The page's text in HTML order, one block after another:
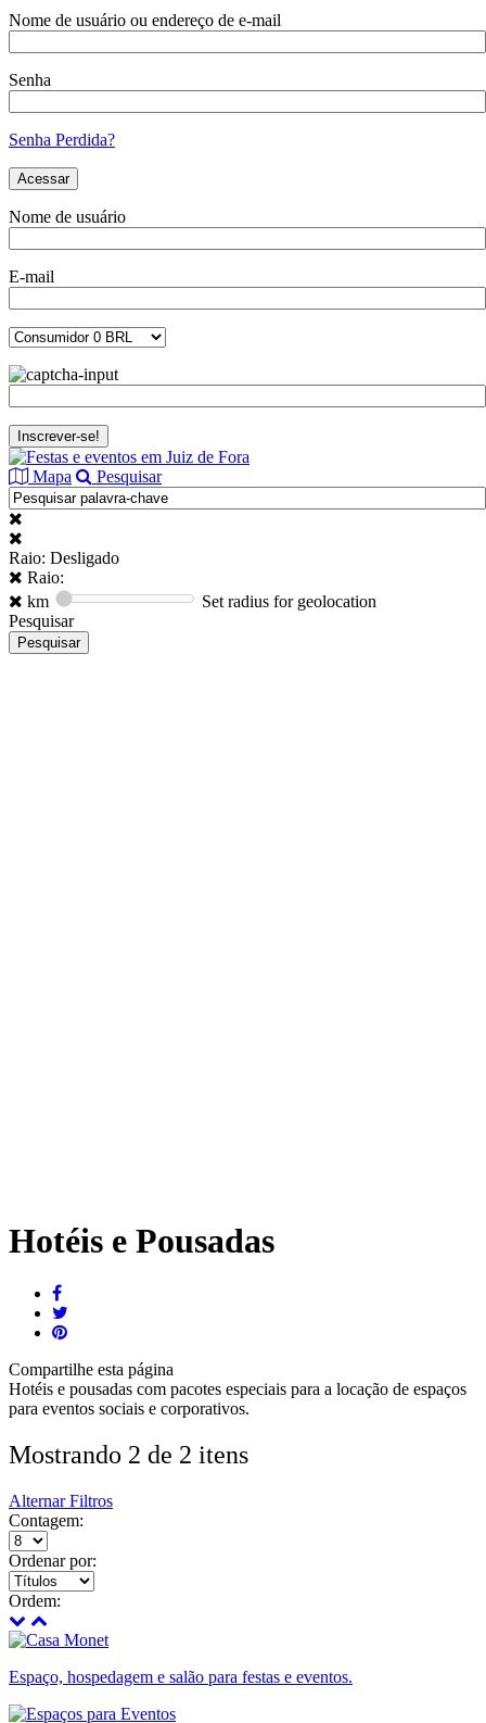
Nome de usuário ou endereço de e-mail
Senha
Senha Perdida?
Nome de usuário
E-mail
Mapa Pesquisar
Raio: Desligado
Raio:
km
Set radius for geolocation
Pesquisar
Hotéis e Pousadas
Compartilhe esta página
Hotéis e pousadas com pacotes especiais para a locação de espaços
para eventos sociais e corporativos.
Mostrando 2 de 2 itens
Alternar Filtros
Contagem:
Ordenar por:
Ordem:
Espaço, hospedagem e salão para festas e eventos.